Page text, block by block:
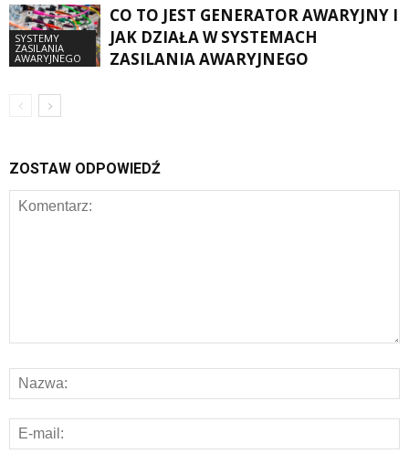
SYSTEMY
ZASILANIA
AWARYJNEGO
CO TO JEST GENERATOR AWARYJNY I
JAK DZIAŁA W SYSTEMACH
ZASILANIA AWARYJNEGO
ZOSTAW ODPOWIEDŹ